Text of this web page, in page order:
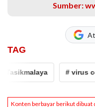
Sumber:
TAG
# virus